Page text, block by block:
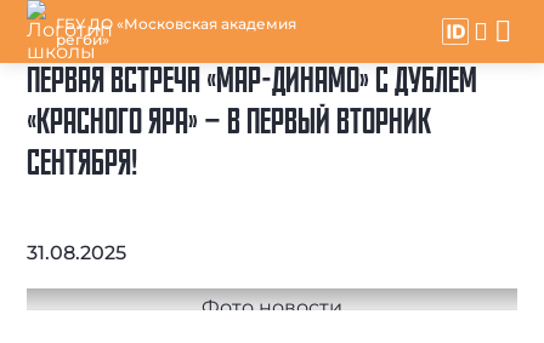
ГБУ ДО «Московская академия
регби»
ПЕРВАЯ ВСТРЕЧА «МАР-ДИНАМО» С ДУБЛЕМ
«КРАСНОГО ЯРА» – В ПЕРВЫЙ ВТОРНИК
СЕНТЯБРЯ!
31.08.2025